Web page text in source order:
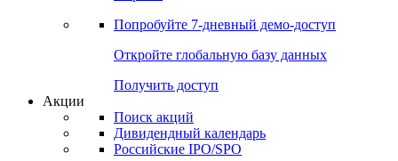
Cbonds Pages
Опросы
Попробуйте7-дневный
Откройте глобальную базу данных
Получить доступ